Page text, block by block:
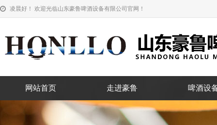
凌晨好！ 欢迎光临山东豪鲁啤酒设备有限公司官网！
网站首页 走进豪鲁 啤酒设